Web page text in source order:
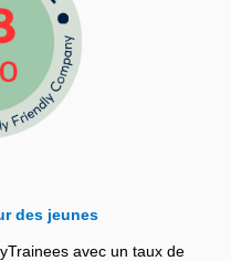
des jeunes
avec un taux de